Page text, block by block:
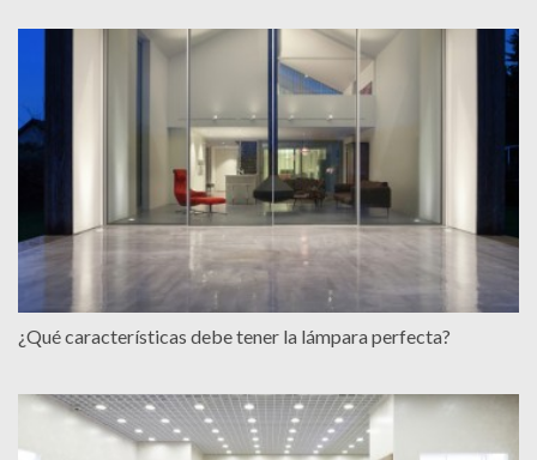
¿Qué características debe tener la lámpara perfecta?